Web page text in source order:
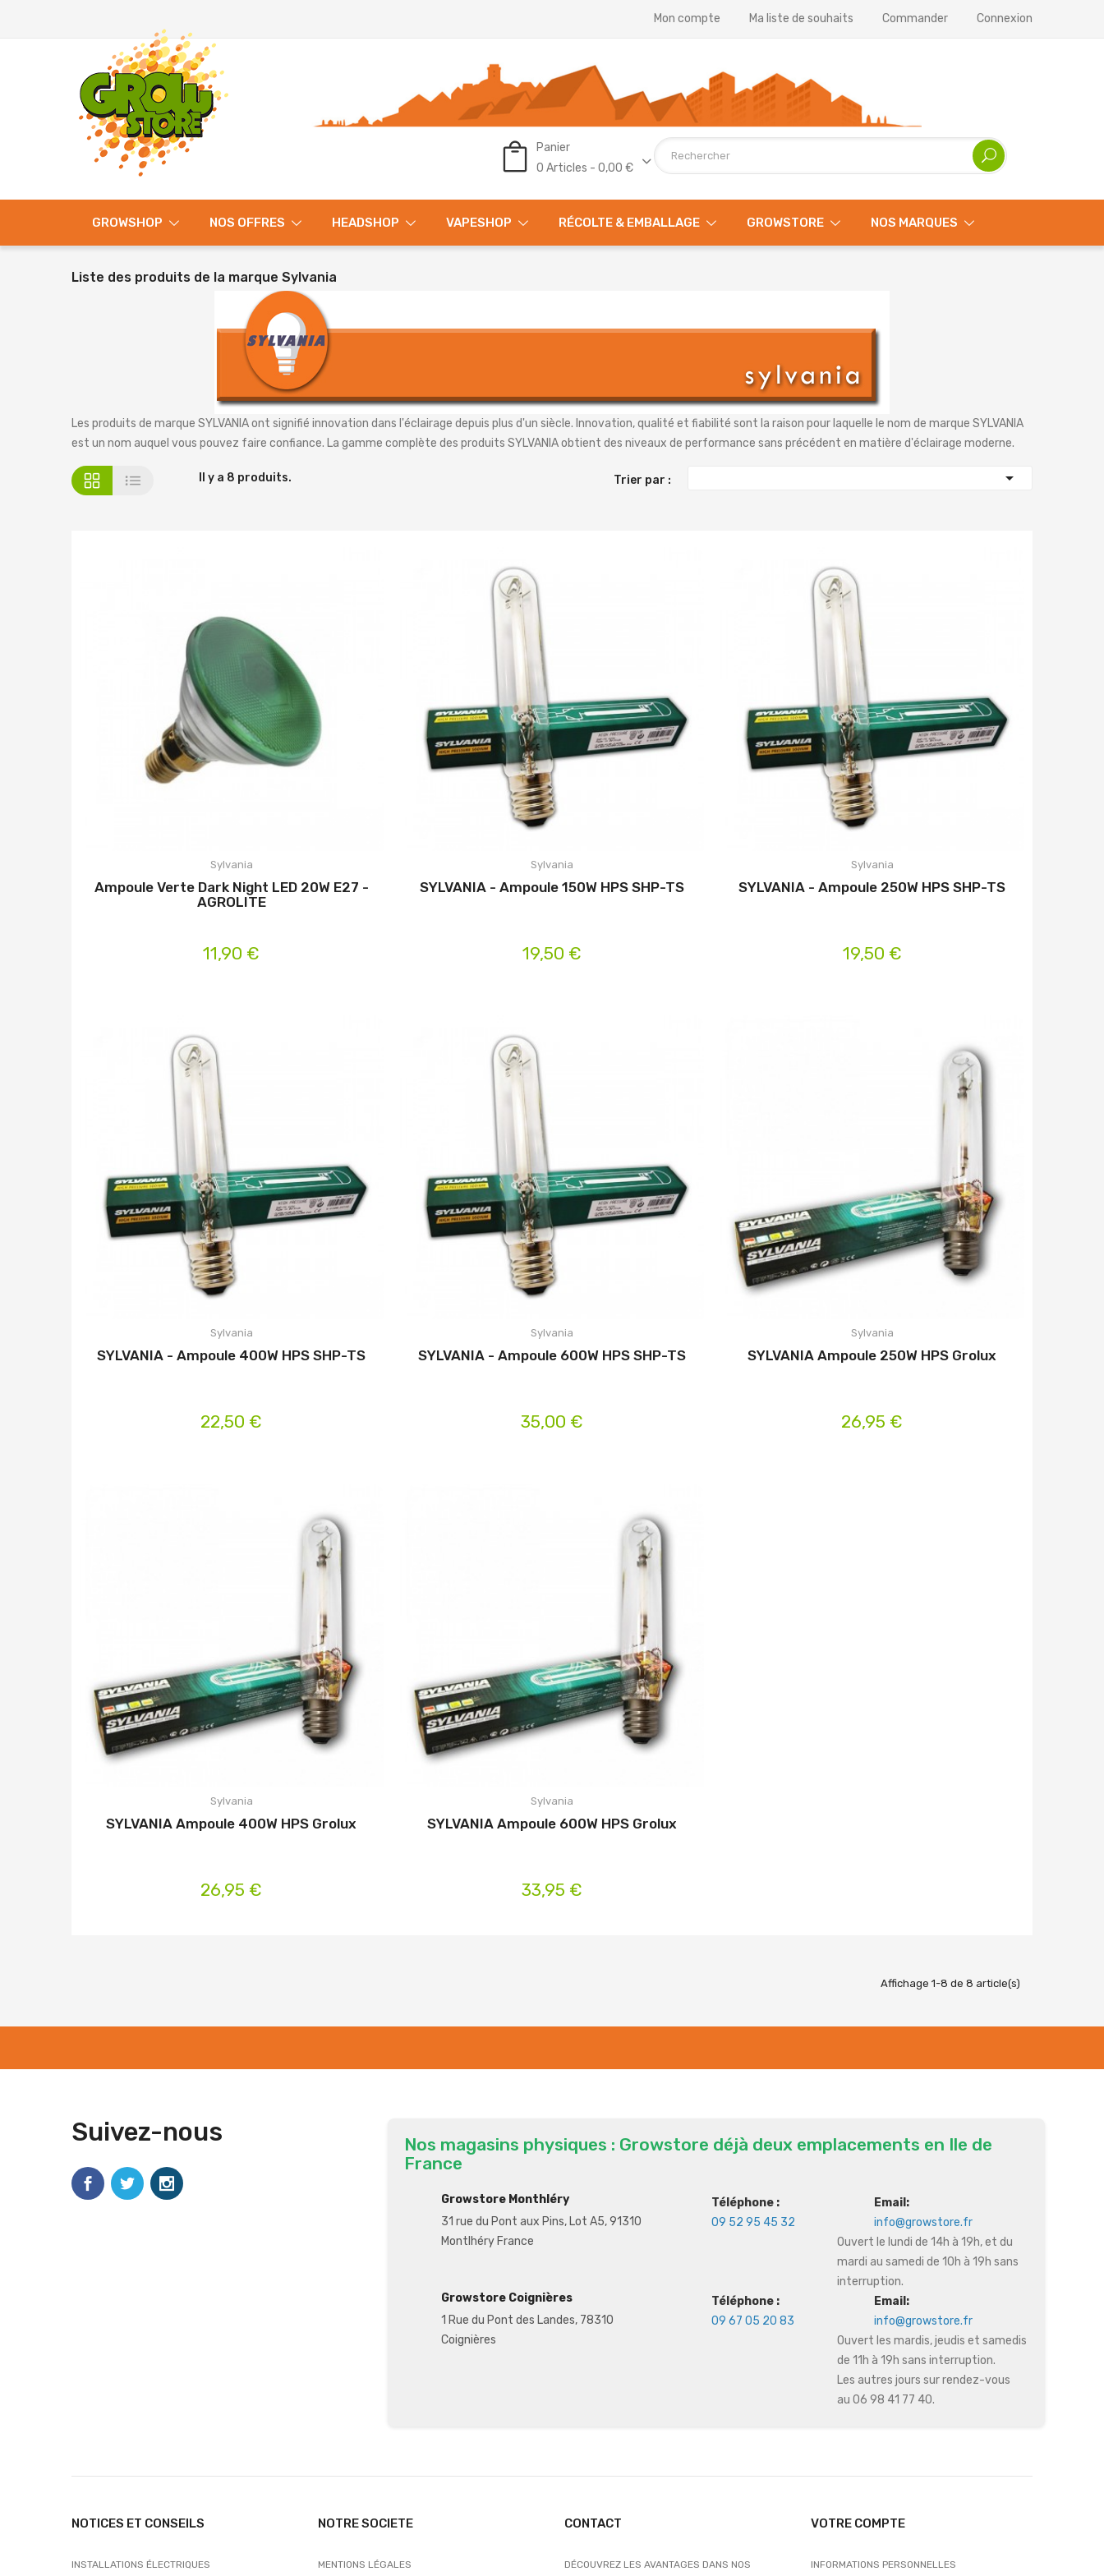
Mon compte Ma liste de souhaits Commander Connexion
Panier
0 Articles - 0,00 €
GROWSHOP NOS OFFRES HEADSHOP VAPESHOP RÉCOLTE & EMBALLAGE GROWSTORE NOS MARQUES
Liste des produits de la marque Sylvania
Les produits de marque SYLVANIA ont signifié innovation dans l'éclairage depuis plus d'un siècle. Innovation, qualité et fiabilité sont la raison pour laquelle le nom de marque SYLVANIA
est un nom auquel vous pouvez faire confiance. La gamme complète des produits SYLVANIA obtient des niveaux de performance sans précédent en matière d'éclairage moderne.
Il y a 8 produits. Trier par : 
Sylvania
Ampoule Verte Dark Night LED 20W E27 -
AGROLITE
11,90 €
Sylvania
SYLVANIA - Ampoule 150W HPS SHP-TS
19,50 €
Sylvania
SYLVANIA - Ampoule 250W HPS SHP-TS
19,50 €
Sylvania
SYLVANIA - Ampoule 400W HPS SHP-TS
22,50 €
Sylvania
SYLVANIA - Ampoule 600W HPS SHP-TS
35,00 €
Sylvania
SYLVANIA Ampoule 250W HPS Grolux
26,95 €
Sylvania
SYLVANIA Ampoule 400W HPS Grolux
26,95 €
Sylvania
SYLVANIA Ampoule 600W HPS Grolux
33,95 €
Affichage 1-8 de 8 article(s)
Suivez-nous
Nos magasins physiques : Growstore déjà deux emplacements en Ile de
France
Growstore Monthléry
31 rue du Pont aux Pins, Lot A5, 91310
Montlhéry France
Téléphone :
09 52 95 45 32
Email:
info@growstore.fr
Ouvert le lundi de 14h à 19h, et du
mardi au samedi de 10h à 19h sans
interruption.
Growstore Coignières
1 Rue du Pont des Landes, 78310
Coignières
Téléphone :
09 67 05 20 83
Email:
info@growstore.fr
Ouvert les mardis, jeudis et samedis
de 11h à 19h sans interruption.
Les autres jours sur rendez-vous
au 06 98 41 77 40.
NOTICES ET CONSEILS
INSTALLATIONS ÉLECTRIQUES
NOTRE SOCIETE
MENTIONS LÉGALES
CONTACT
DÉCOUVREZ LES AVANTAGES DANS NOS
VOTRE COMPTE
INFORMATIONS PERSONNELLES